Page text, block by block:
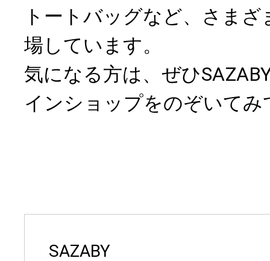
トートバッグなど、さま
場しています。
気になる方は、ぜひ
インショップをのぞいて
SAZABY